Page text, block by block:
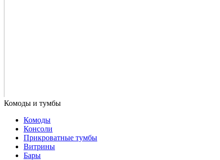
Комоды
Консоли
Прикроватные тумбы
Витрины
Бары